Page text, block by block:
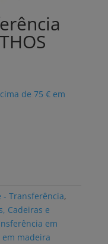
de 75 € em
- Transferência,
Cadeiras e
em
madeira